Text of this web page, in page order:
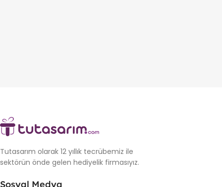
Tutasarım olarak 12 yıllık tecrübemiz ile
sektörün önde gelen hediyelik firmasıyız.
Sosyal Medya